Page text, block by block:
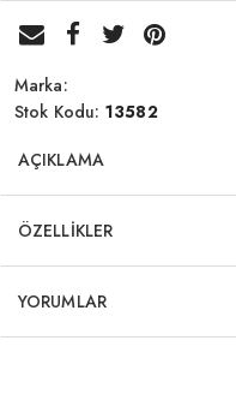
Marka:
Stok Kodu: 13582
AÇIKLAMA
ÖZELLİKLER
YORUMLAR